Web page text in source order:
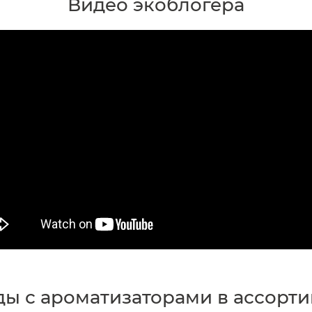
Видео экоблогера
с ароматизаторами в